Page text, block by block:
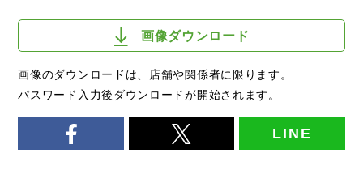
画像ダウンロード
画像のダウンロードは、店舗や関係者に限ります。
パスワード入力後ダウンロードが開始されます。
LINE